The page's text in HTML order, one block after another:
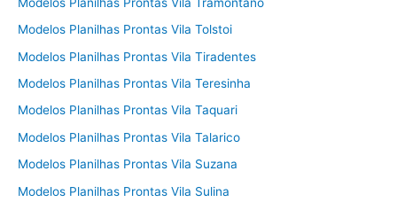
Modelos Planilhas Prontas Vila Tolstoi
Modelos Planilhas Prontas Vila Tiradentes
Modelos Planilhas Prontas Vila Teresinha
Modelos Planilhas Prontas Vila Taquari
Modelos Planilhas Prontas Vila Talarico
Modelos Planilhas Prontas Vila Suzana
Modelos Planilhas Prontas Vila Sulina